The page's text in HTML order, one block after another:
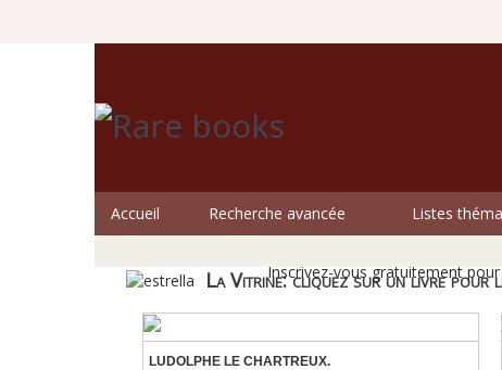
Accueil Recherche avancée Listes
Les
Inscrivez-vous gratuitement
La Vitrine: cliquez sur un livre pour
LUDOLPHE LE CHARTREUX.